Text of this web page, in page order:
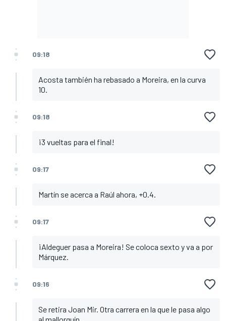
09:18
Acosta también ha rebasado a Moreira, en la curva
10.
09:18
¡3 vueltas para el final!
09:17
Martín se acerca a Raúl ahora, +0.4.
09:17
¡Aldeguer pasa a Moreira! Se coloca sexto y va a por
Márquez.
09:16
Se retira Joan Mir. Otra carrera en la que le pasa algo